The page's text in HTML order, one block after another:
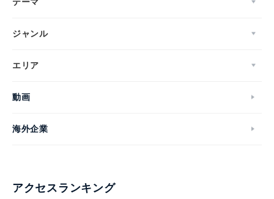
ジャンル
エリア
動画
海外企業
アクセスランキング